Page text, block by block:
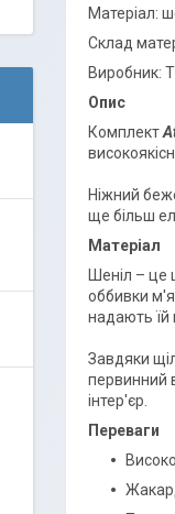
Матеріал:
Склад
Виробник:
Опис
Комплект
Ніжний
ще більш
Матеріал
Шеніл – це
оббивки
надають їй
Завдяки
первинний
інтер'єр.
Переваги